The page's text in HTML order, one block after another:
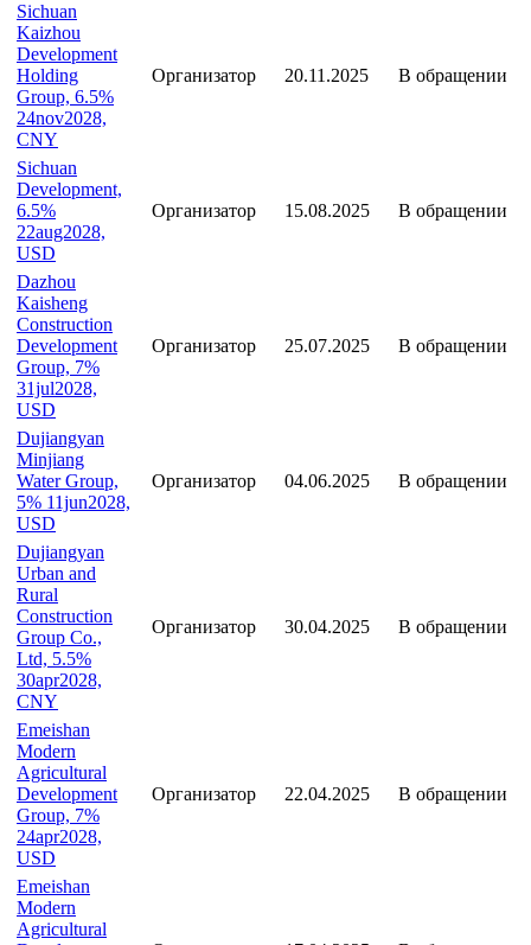
Sichuan
Kaizhou
Development
Holding
Group, 6.5%
24nov2028,
CNY
Организатор 20.11.2025 В обращении
Sichuan
Development,
6.5%
22aug2028,
USD
Организатор 15.08.2025 В обращении
Dazhou
Kaisheng
Construction
Development
Group, 7%
31jul2028,
USD
Организатор 25.07.2025 В обращении
Dujiangyan
Minjiang
Water Group,
5% 11jun2028,
USD
Организатор 04.06.2025 В обращении
Dujiangyan
Urban and
Rural
Construction
Group Co.,
Ltd, 5.5%
30apr2028,
CNY
Организатор 30.04.2025 В обращении
Emeishan
Modern
Agricultural
Development
Group, 7%
24apr2028,
USD
Организатор 22.04.2025 В обращении
Emeishan
Modern
Agricultural